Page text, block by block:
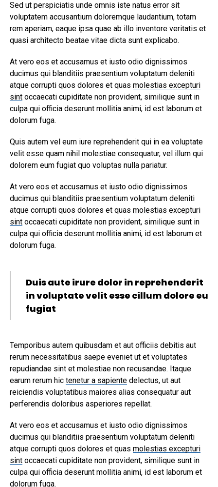
Sed ut perspiciatis unde omnis iste natus error sit
voluptatem accusantium doloremque laudantium, totam
rem aperiam, eaque ipsa quae ab illo inventore veritatis et
quasi architecto beatae vitae dicta sunt explicabo.
At vero eos et accusamus et iusto odio dignissimos
ducimus qui blanditiis praesentium voluptatum deleniti
atque corrupti quos dolores et quas molestias excepturi
sint occaecati cupiditate non provident, similique sunt in
culpa qui officia deserunt mollitia animi, id est laborum et
dolorum fuga.
Quis autem vel eum iure reprehenderit qui in ea voluptate
velit esse quam nihil molestiae consequatur, vel illum qui
dolorem eum fugiat quo voluptas nulla pariatur.
At vero eos et accusamus et iusto odio dignissimos
ducimus qui blanditiis praesentium voluptatum deleniti
atque corrupti quos dolores et quas molestias excepturi
sint occaecati cupiditate non provident, similique sunt in
culpa qui officia deserunt mollitia animi, id est laborum et
dolorum fuga.
Duis aute irure dolor in reprehenderit
in voluptate velit esse cillum dolore eu
fugiat
Temporibus autem quibusdam et aut officiis debitis aut
rerum necessitatibus saepe eveniet ut et voluptates
repudiandae sint et molestiae non recusandae. Itaque
earum rerum hic tenetur a sapiente delectus, ut aut
reiciendis voluptatibus maiores alias consequatur aut
perferendis doloribus asperiores repellat.
At vero eos et accusamus et iusto odio dignissimos
ducimus qui blanditiis praesentium voluptatum deleniti
atque corrupti quos dolores et quas molestias excepturi
sint occaecati cupiditate non provident, similique sunt in
culpa qui officia deserunt mollitia animi, id est laborum et
dolorum fuga.